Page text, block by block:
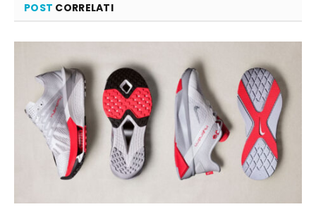
POST CORRELATI